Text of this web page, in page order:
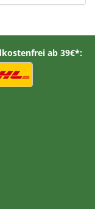
ab 39€*: